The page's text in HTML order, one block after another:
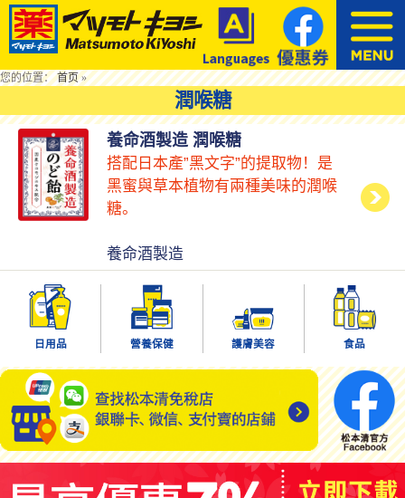
您的位置：首页»
潤喉糖
養命酒製造 潤喉糖
搭配日本產”黑文字”的提取物！是
黑蜜與草本植物有兩種美味的潤喉
糖。
養命酒製造
日用品 營養保健 護膚美容 食品